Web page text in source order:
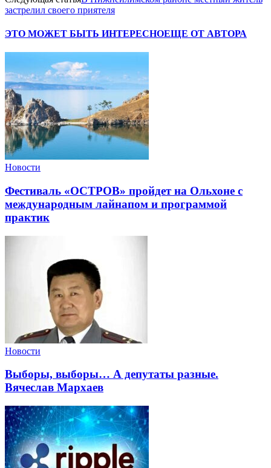
застрелил своего приятеля
ЭТО МОЖЕТ БЫТЬ ИНТЕРЕСНОЕЩЕ ОТ АВТОРА
Новости
Фестиваль «ОСТРОВ» пройдет на Ольхоне с
международным лайнапом и программой
практик
Новости
Выборы, выборы… А депутаты разные.
Вячеслав Мархаев